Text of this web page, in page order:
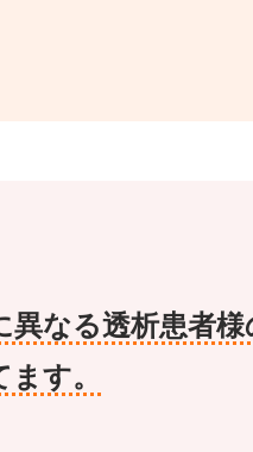
異なる透析患者
す。